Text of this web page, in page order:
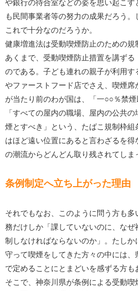
や銀行の待合室などの姿を思い起こ
も民間事業者等の努力の成果だろう
これで十分なのだろうか。
健康増進法は受動喫煙防止のための規
あくまで、受動喫煙防止措置を講ずる
のである。子ども連れの親子が利用す
やファーストフード店でさえ、喫煙席
が当たり前のわが国は、「一○○％禁煙
「すべての屋内の職場、屋内の公共
煙とすべき」という、たばこ規制枠組
はほど遠い位置にあると言わざるを
の潮流からどんどん取り残されてしま
条例制定へ立ち上がった理由
それでもなお、このように問う方も
務だけしか「課していないのに、なぜ
制しなければならないのか」。たしか
守って喫煙をしてきた方々の中には、
で定めることにとまどいを感ずる方も
そこで、神奈川県が条例による受動喫